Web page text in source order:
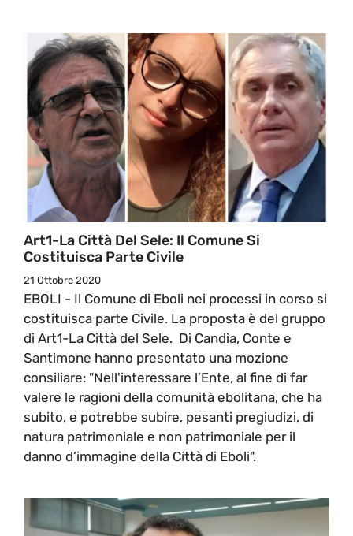
Art1-La Città Del Sele: Il Comune Si
Costituisca Parte Civile
21 Ottobre 2020
EBOLI - Il Comune di Eboli nei processi in corso si
costituisca parte Civile. La proposta è del gruppo
di Art1-La Città del Sele. Di Candia, Conte e
Santimone hanno presentato una mozione
consiliare: "Nell'interessare l’Ente, al fine di far
valere le ragioni della comunità ebolitana, che ha
subito, e potrebbe subire, pesanti pregiudizi, di
natura patrimoniale e non patrimoniale per il
danno d’immagine della Città di Eboli".